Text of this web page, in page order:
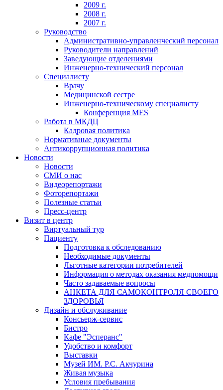
2009 г.
2008 г.
2007 г.
Руководство
Административно-управленческий персонал
Руководители направлений
Заведующие отделениями
Инженерно-технический персонал
Специалисту
Врачу
Медицинской сестре
Инженерно-техническому специалисту
Конференция MES
Работа в МКДЦ
Кадровая политика
Нормативные документы
Антикоррупционная политика
Новости
Новости
СМИ о нас
Видеорепортажи
Фоторепортажи
Полезные статьи
Пресс-центр
Визит в центр
Виртуальный тур
Пациенту
Подготовка к обследованию
Необходимые документы
Льготные категории потребителей
Информация о методах оказания медпомощи
Часто задаваемые вопросы
АНКЕТА ДЛЯ САМОКОНТРОЛЯ СВОЕГО
ЗДОРОВЬЯ
Дизайн и обслуживание
Консьерж-сервис
Бистро
Кафе "Эсперанс"
Удобство и комфорт
Выставки
Музей ИМ. Р.С. Акчурина
Живая музыка
Условия пребывания